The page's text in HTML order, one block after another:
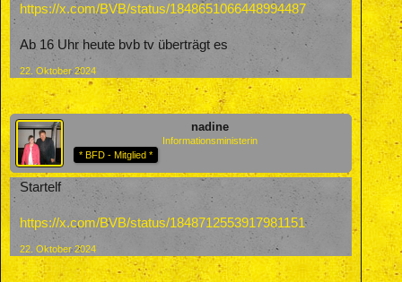
https://x.com/BVB/status/1848651066448994487
Ab 16 Uhr heute bvb tv überträgt es
22. Oktober 2024
nadine
Informationsministerin
* BFD - Mitglied *
Startelf
https://x.com/BVB/status/1848712553917981151
22. Oktober 2024